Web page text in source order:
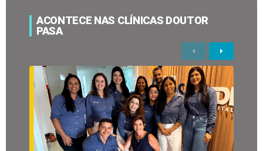
ACONTECE NAS CLÍNICAS DOUTOR
PASA